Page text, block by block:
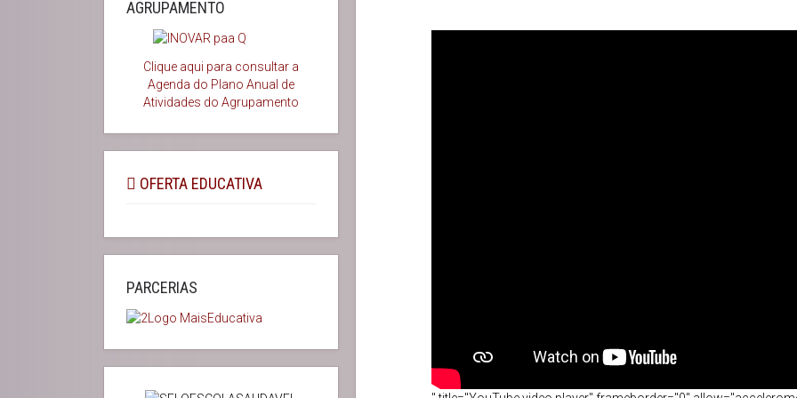
AGRUPAMENTO
Clique aqui para consultar a
Agenda do Plano Anual de
Atividades do Agrupamento
OFERTA EDUCATIVA
PARCERIAS